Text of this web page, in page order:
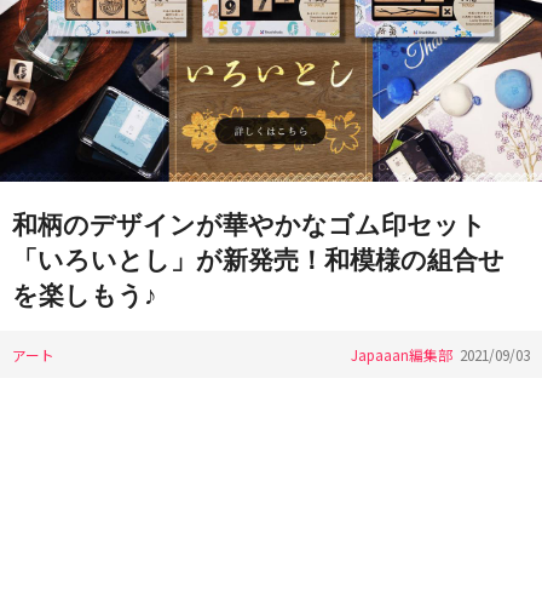
和柄のデザインが華やかなゴム印セット
「いろいとし」が新発売！和模様の組合せ
を楽しもう♪
アート Japaaan編集部 2021/09/03